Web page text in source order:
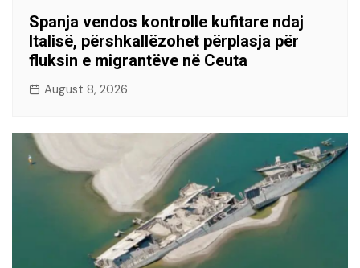
Spanja vendos kontrolle kufitare ndaj
Italisë, përshkallëzohet përplasja për
fluksin e migrantëve në Ceuta
August 8, 2026